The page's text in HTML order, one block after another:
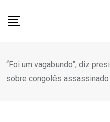
“Foi um vagabundo”, diz
sobre congolês assassinado